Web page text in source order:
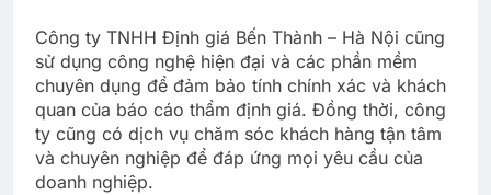
Công ty TNHH Định giá Bến Thành – Hà Nội cũng
sử dụng công nghệ hiện đại và các phần mềm
chuyên dụng để đảm bảo tính chính xác và khách
quan của báo cáo thẩm định giá. Đồng thời, công
ty cũng có dịch vụ chăm sóc khách hàng tận tâm
và chuyên nghiệp để đáp ứng mọi yêu cầu của
doanh nghiệp.